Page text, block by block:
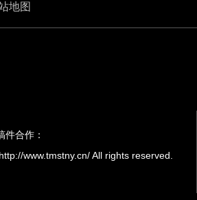
地图
件合作：
www.tmstny.cn/ All rights reserved.